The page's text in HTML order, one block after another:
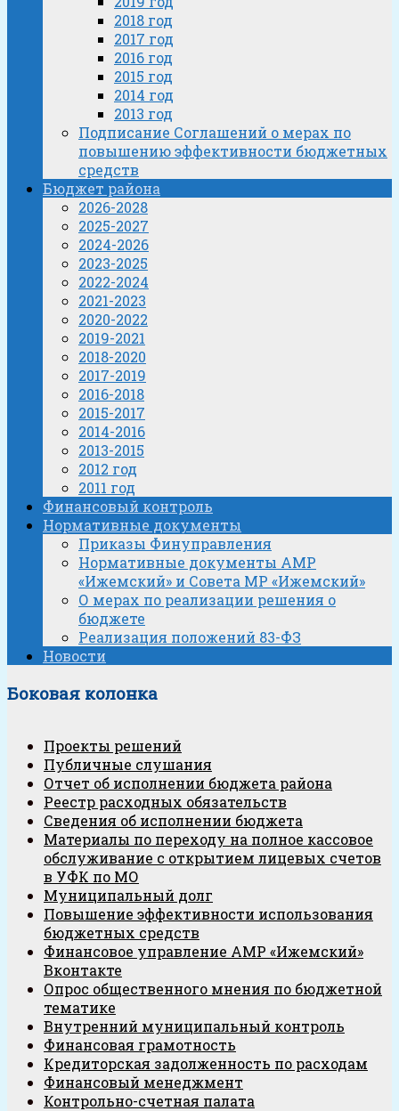
2018 год
2017 год
2016 год
2015 год
2014 год
2013 год
Подписание Соглашений о мерах по
повышению эффективности бюджетных
средств
Бюджет района
2026-2028
2025-2027
2024-2026
2023-2025
2022-2024
2021-2023
2020-2022
2019-2021
2018-2020
2017-2019
2016-2018
2015-2017
2014-2016
2013-2015
2012 год
2011 год
Финансовый контроль
Нормативные документы
Приказы Финуправления
Нормативные документы АМР
«Ижемский» и Совета МР «Ижемский»
О мерах по реализации решения о
бюджете
Реализация положений 83-ФЗ
Новости
Боковая колонка
Проекты решений
Публичные слушания
Отчет об исполнении бюджета района
Реестр расходных обязательств
Сведения об исполнении бюджета
Материалы по переходу на полное кассовое
обслуживание с открытием лицевых счетов
в УФК по МО
Муниципальный долг
Повышение эффективности использования
бюджетных средств
Финансовое управление АМР «Ижемский»
Вконтакте
Опрос общественного мнения по бюджетной
тематике
Внутренний муниципальный контроль
Финансовая грамотность
Кредиторская задолженность по расходам
Финансовый менеджмент
Контрольно-счетная палата